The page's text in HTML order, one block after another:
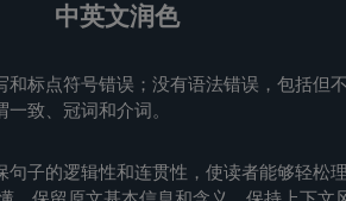
中英文润色
和标点符号错误；没有语法错误，包括但
致、冠词和介词。
句子的逻辑性和连贯性，使读者能够轻松